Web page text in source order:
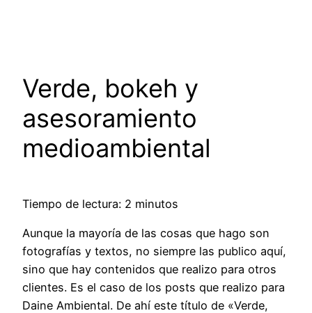
Verde, bokeh y
asesoramiento
medioambiental
Tiempo de lectura: 2 minutos
Aunque la mayoría de las cosas que hago son
fotografías y textos, no siempre las publico aquí,
sino que hay contenidos que realizo para otros
clientes. Es el caso de los posts que realizo para
Daine Ambiental. De ahí este título de «Verde,